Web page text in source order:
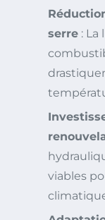
serre : La
viables